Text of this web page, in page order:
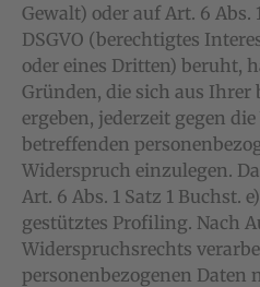
Gewalt) oder auf Art. 6 Abs.
DSGVO (berechtigtes
oder eines Dritten) beruht,
Gründen, die sich aus Ihrer
ergeben, jederzeit gegen
betreffenden
Widerspruch einzulegen.
Art. 6 Abs. 1 Satz 1 Buchst.
gestütztes Profiling. Nach
Widerspruchsrechts
personenbezogenen Daten